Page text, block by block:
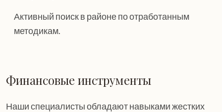
Активный поиск в районе по отработанным
методикам.
Финансовые инструменты
Наши специалисты обладают навыками жестких